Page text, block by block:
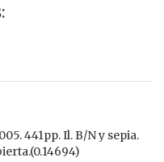
441pp. Il. B/N y sepia.